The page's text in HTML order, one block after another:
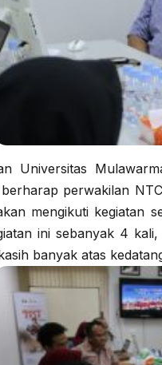
Universitas
perwakilan
mengikuti kegiatan
ini sebanyak 4
banyak atas